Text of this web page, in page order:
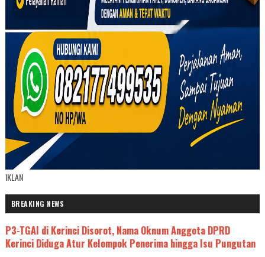
IKLAN
BREAKING NEWS
P3-TGAI di Kerinci Disorot, Nama Oknum Anggota DPRD
Kerinci Diduga Atur Kelompok Penerima hingga Isu Pungutan